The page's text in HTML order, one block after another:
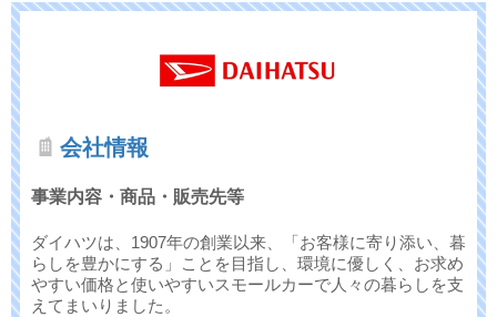
会社情報
事業内容・商品・販売先等
ダイハツは、1907年の創業以来、「お客様に寄り添い、暮
らしを豊かにする」ことを目指し、環境に優しく、お求め
やすい価格と使いやすいスモールカーで人々の暮らしを支
えてまいりました。